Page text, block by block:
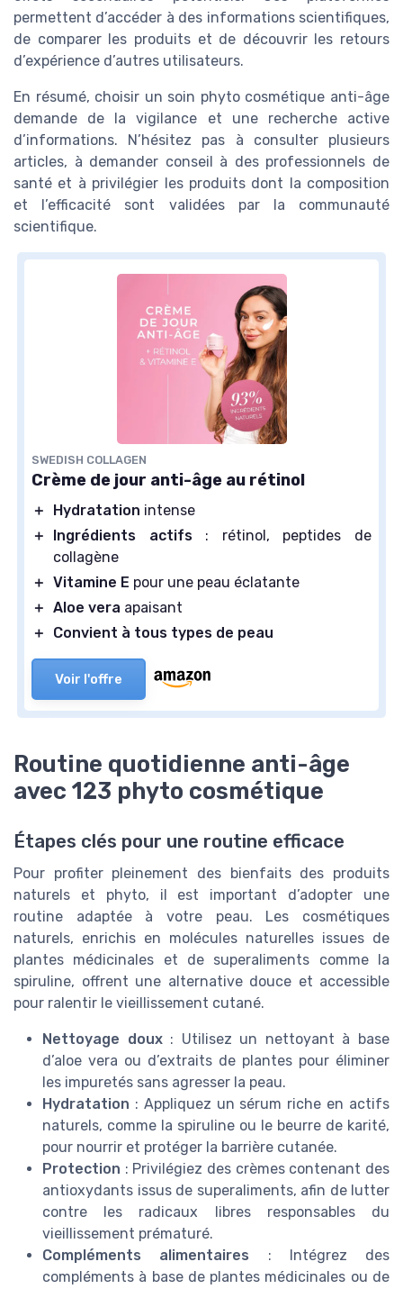
permettent d’accéder à des informations scientifiques,
de comparer les produits et de découvrir les retours
d’expérience d’autres utilisateurs.
En résumé, choisir un soin phyto cosmétique anti-âge
demande de la vigilance et une recherche active
d’informations. N’hésitez pas à consulter plusieurs
articles, à demander conseil à des professionnels de
santé et à privilégier les produits dont la composition
et l’efficacité sont validées par la communauté
scientifique.
SWEDISH COLLAGEN
Crème de jour anti-âge au rétinol
＋ Hydratation intense
＋
Ingrédients actifs: rétinol, peptides de
collagène
＋ Vitamine E pour une peau éclatante
＋ Aloe vera apaisant
＋
Convient à tous types de peau
Voir l'offre
Routine quotidienne anti-âge
avec 123 phyto cosmétique
Étapes clés pour une routine efficace
Pour profiter pleinement des bienfaits des produits
naturels et phyto, il est important d’adopter une
routine adaptée à votre peau. Les cosmétiques
naturels, enrichis en molécules naturelles issues de
plantes médicinales et de superaliments comme la
spiruline, offrent une alternative douce et accessible
pour ralentir le vieillissement cutané.
Nettoyage doux: Utilisez un nettoyant à base
d’aloe vera ou d’extraits de plantes pour éliminer
les impuretés sans agresser la peau.
Hydratation : Appliquez un sérum riche en actifs
naturels, comme la spiruline ou le beurre de karité,
pour nourrir et protéger la barrière cutanée.
Protection : Privilégiez des crèmes contenant des
antioxydants issus de superaliments, afin de lutter
contre les radicaux libres responsables du
vieillissement prématuré.
Compléments alimentaires : Intégrez des
compléments à base de plantes médicinales ou de